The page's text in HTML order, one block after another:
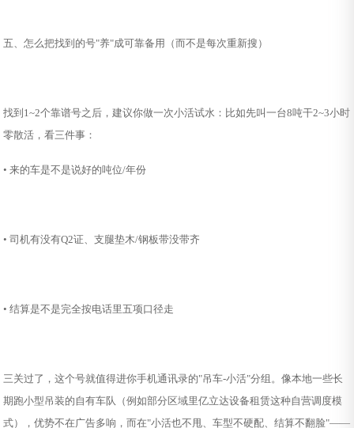
五、怎么把找到的号"养"成可靠备用（而不是每次重新搜）
找到1~2个靠谱号之后，建议你做一次小活试水：比如先叫一台8吨干2~3小时
零散活，看三件事：
• 来的车是不是说好的吨位/年份
• 司机有没有Q2证、支腿垫木/钢板带没带齐
• 结算是不是完全按电话里五项口径走
三关过了，这个号就值得进你手机通讯录的"吊车-小活"分组。像本地一些长
期跑小型吊装的自有车队（例如部分区域里亿立达设备租赁这种自营调度模
式），优势不在广告多响，而在"小活也不甩、车型不硬配、结算不翻脸"——